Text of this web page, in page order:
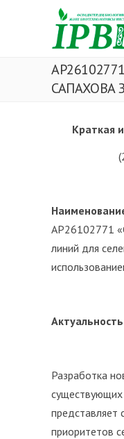
САПАХОВА
Краткая
AP26102771
линий для
Разработка
существующих
представляет
приоритетов